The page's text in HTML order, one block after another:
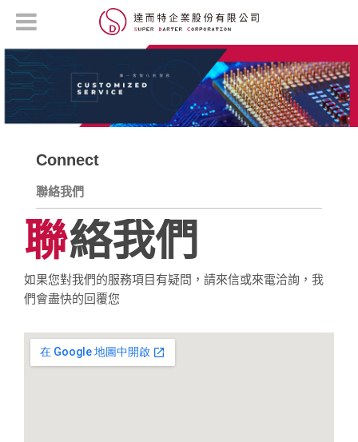
Connect
聯絡我們
聯絡我們
如果您對我們的服務項目有疑問，請來信或來電洽詢，我
們會盡快的回覆您